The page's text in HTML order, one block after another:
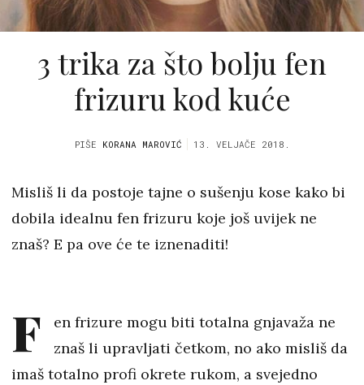
3 trika za što bolju fen
frizuru kod kuće
PIŠE KORANA MAROVIĆ 13. VELJAČE 2018.
Misliš li da postoje tajne o sušenju kose kako bi
dobila idealnu fen frizuru koje još uvijek ne
znaš? E pa ove će te iznenaditi!
F
en frizure mogu biti totalna gnjavaža ne
znaš li upravljati četkom, no ako misliš da
imaš totalno profi okrete rukom, a svejedno